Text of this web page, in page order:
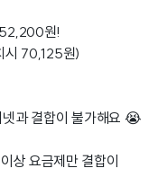
원!
시 70,125원)
과 결합이 불가해요 😭
상 요금제만 결합이